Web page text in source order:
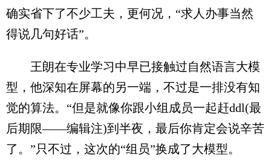
确实省下了不少工夫，更何况，“求人办事当然
得说几句好话”。
王朗在专业学习中早已接触过自然语言大模
型，他深知在屏幕的另一端，不过是一排没有知
觉的算法。“但是就像你跟小组成员一起赶ddl(最
后期限——编辑注)到半夜，最后你肯定会说辛苦
了。”只不过，这次的“组员”换成了大模型。